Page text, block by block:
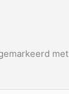
met